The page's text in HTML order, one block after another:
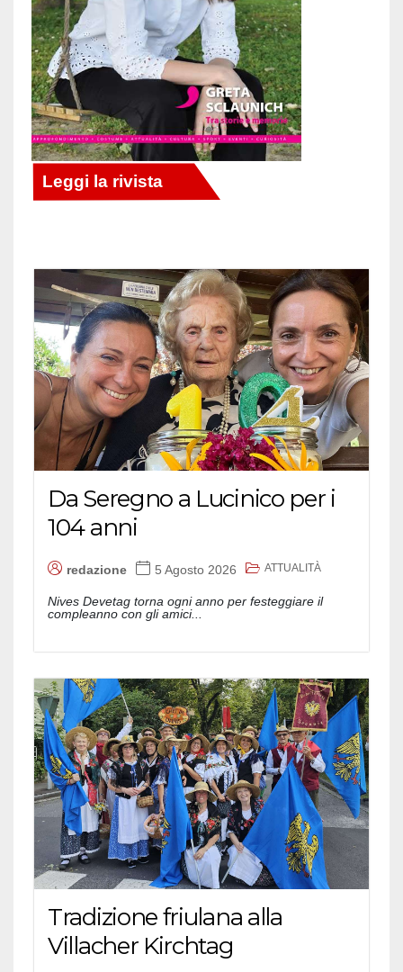
Da Seregno a Lucinico per i
104 anni
redazione 5 Agosto 2026 ATTUALITÀ
Nives Devetag torna ogni anno per festeggiare il
compleanno con gli amici...
Tradizione friulana alla
Villacher Kirchtag